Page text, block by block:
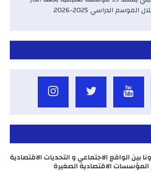
الدراسي 2025-2026
بين الواقع الاجتماعي و التحديات الاقتصادية
الاقتصادية الصغيرة